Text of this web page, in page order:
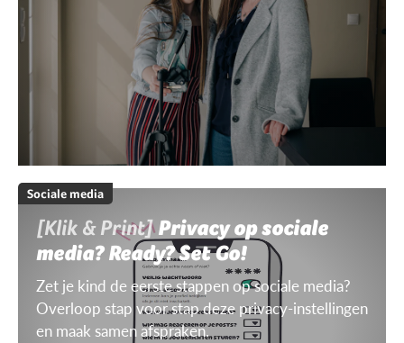
Sociale media
[Klik & Print]Privacy op sociale
media? Ready? Set Go!
Zet je kind de eerste stappen op sociale media?
Overloop stap voor stap deze privacy-instellingen
en maak samen afspraken.